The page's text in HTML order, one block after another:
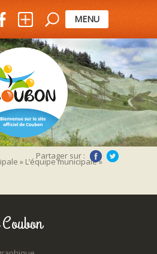
MENU
» L’équipe municipale»
Partager sur :